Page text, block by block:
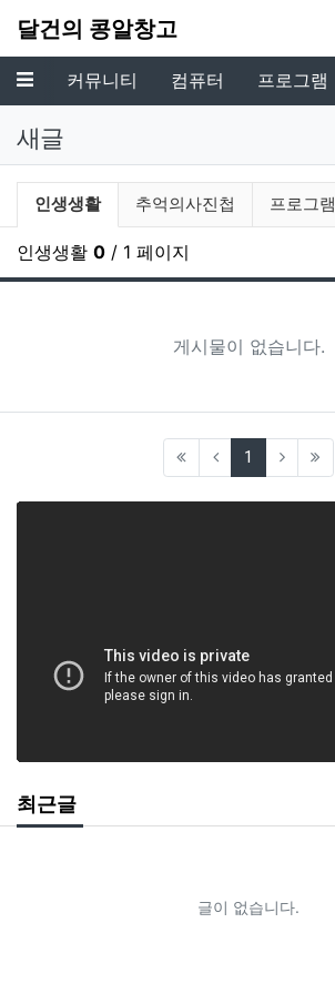
달건의 콩알창고
메뉴 커뮤니티 컴퓨터 프로그램
새글
전체게시물 그룹 목록
현재 그룹
인생생활 추억의사진첩 프로그램
인생생활 0 / 1 페이지
게시물이 없습니다.
1 (current)
최근글
글이 없습니다.